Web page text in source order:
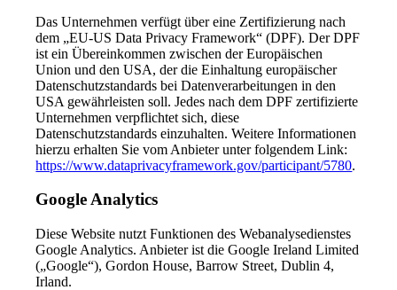
Das Unternehmen verfügt über eine Zertifizierung nach
dem „EU-US Data Privacy Framework“ (DPF). Der DPF
ist ein Übereinkommen zwischen der Europäischen
Union und den USA, der die Einhaltung europäischer
Datenschutzstandards bei Datenverarbeitungen in den
USA gewährleisten soll. Jedes nach dem DPF zertifizierte
Unternehmen verpflichtet sich, diese
Datenschutzstandards einzuhalten. Weitere Informationen
hierzu erhalten Sie vom Anbieter unter folgendem Link:
https://www.dataprivacyframework.gov/participant/5780.
Google Analytics
Diese Website nutzt Funktionen des Webanalysedienstes
Google Analytics. Anbieter ist die Google Ireland Limited
(„Google“), Gordon House, Barrow Street, Dublin 4,
Irland.